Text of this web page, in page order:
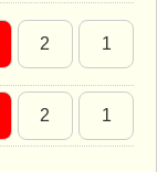
2 1
2 1